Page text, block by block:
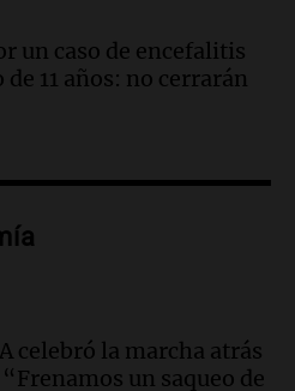
de Economía de Santa
del fallo sobre
provincia
alegría en Santa
gira de Juan Pablo II
logístico
un caso de encefalitis
11 años: no cerrarán
celebró la marcha atrás
un saqueo de